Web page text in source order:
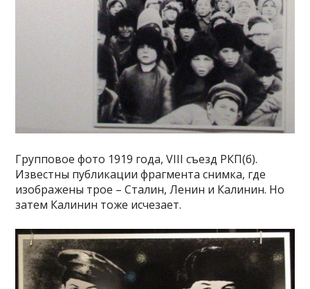
Групповое фото 1919 года, VIII съезд РКП(б).
Известны публикации фрагмента снимка, где
изображены трое – Сталин, Ленин и Калинин. Но
затем Калинин тоже исчезает.